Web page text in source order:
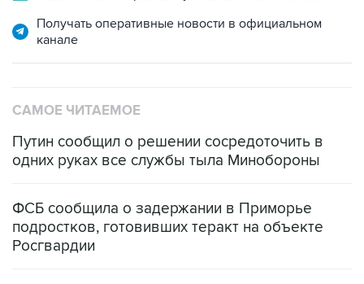
Получать оперативные новости в официальном
канале
САМОЕ ЧИТАЕМОЕ
Путин сообщил о решении сосредоточить в
одних руках все службы тыла Минобороны
ФСБ сообщила о задержании в Приморье
подростков, готовивших теракт на объекте
Росгвардии